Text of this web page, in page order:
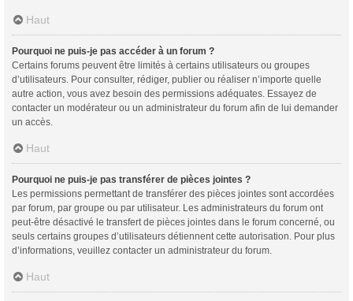
Haut
Pourquoi ne puis-je pas accéder à un forum ?
Certains forums peuvent être limités à certains utilisateurs ou groupes
d’utilisateurs. Pour consulter, rédiger, publier ou réaliser n’importe quelle
autre action, vous avez besoin des permissions adéquates. Essayez de
contacter un modérateur ou un administrateur du forum afin de lui demander
un accès.
Haut
Pourquoi ne puis-je pas transférer de pièces jointes ?
Les permissions permettant de transférer des pièces jointes sont accordées
par forum, par groupe ou par utilisateur. Les administrateurs du forum ont
peut-être désactivé le transfert de pièces jointes dans le forum concerné, ou
seuls certains groupes d’utilisateurs détiennent cette autorisation. Pour plus
d’informations, veuillez contacter un administrateur du forum.
Haut